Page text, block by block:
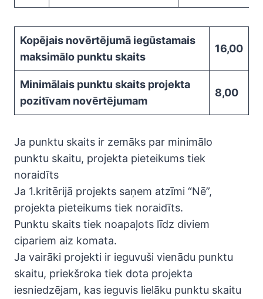
Kopējais novērtējumā iegūstamais
maksimālo punktu skaits
16,00
Minimālais punktu skaits projekta
pozitīvam novērtējumam
8,00
Ja punktu skaits ir zemāks par minimālo
punktu skaitu, projekta pieteikums tiek
noraidīts
Ja 1.kritērijā projekts saņem atzīmi “Nē”,
projekta pieteikums tiek noraidīts.
Punktu skaits tiek noapaļots līdz diviem
cipariem aiz komata.
Ja vairāki projekti ir ieguvuši vienādu punktu
skaitu, priekšroka tiek dota projekta
iesniedzējam, kas ieguvis lielāku punktu skaitu